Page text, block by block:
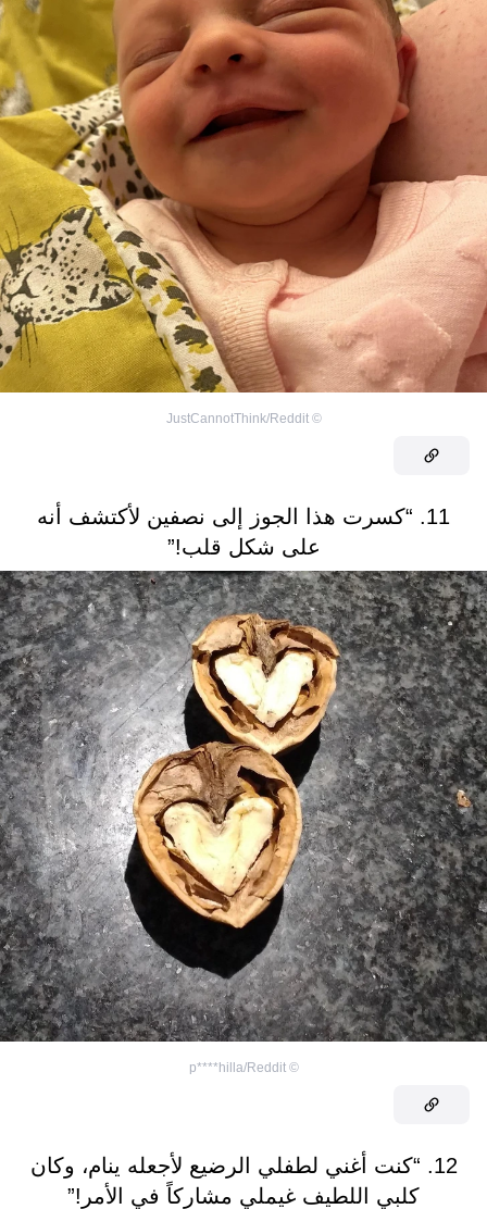
©
JustCannotThink/Reddit
11. “كسرت هذا الجوز إلى نصفين لأكتشف أنه
على شكل قلب!”
©
p****hilla/Reddit
12. “كنت أغني لطفلي الرضيع لأجعله ينام، وكان
كلبي اللطيف غيملي مشاركاً في الأمر!”